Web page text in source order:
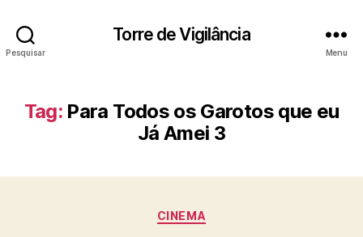
Pesquisar
Torre de Vigilância
Menu
Tag: Para Todos os Garotos que eu
Já Amei 3
Categorias
CINEMA